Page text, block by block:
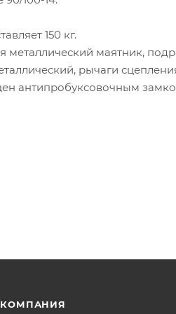
150 кг.
металлический маятник,
рычаги
антипробуксовочным
КОМПАНИЯ